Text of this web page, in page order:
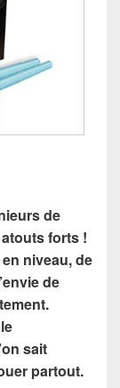
de
forts !
niveau, de
de
sait
partout.